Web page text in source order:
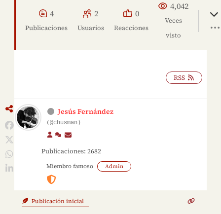
4
Publicaciones
2
Usuarios
0
Reacciones
4,042
Veces
visto
RSS
Jesús Fernández
(@chusman)
Publicaciones: 2682
Miembro famoso Admin
Publicación inicial